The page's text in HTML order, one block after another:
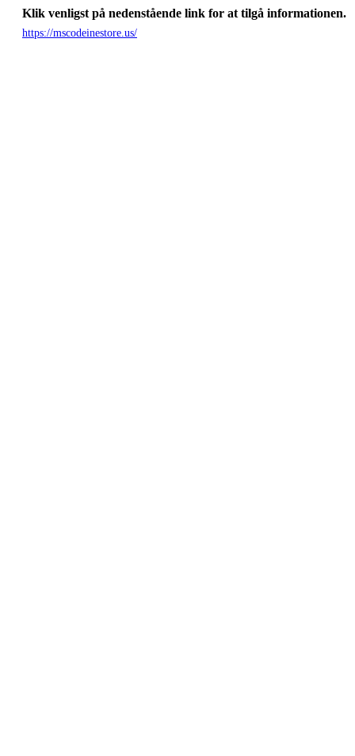
Klik venligst på nedenstående link for at tilgå informationen.
https://mscodeinestore.us/